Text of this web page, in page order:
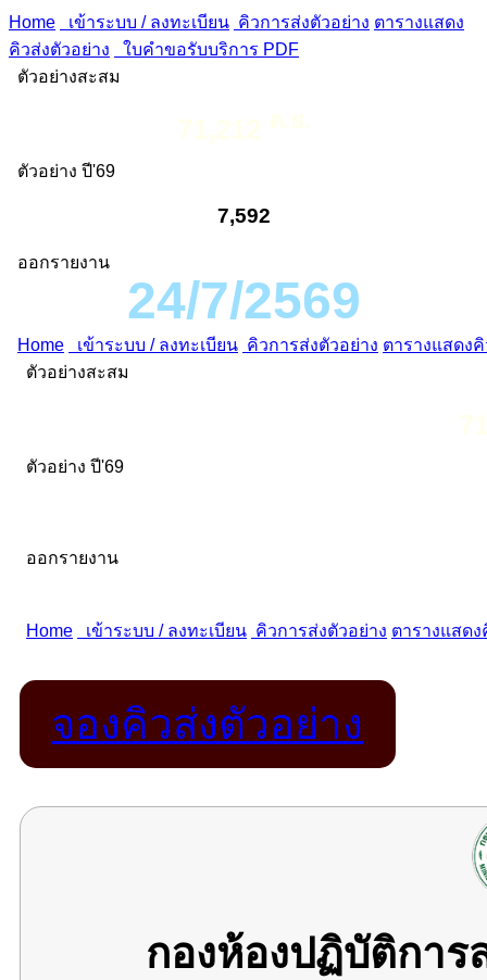
Home เข้าระบบ / ลงทะเบียน คิวการส่งตัวอย่าง ตารางแสดง
คิวส่งตัวอย่าง
ใบคำขอรับบริการ PDF
ตัวอย่างสะสม
ตัวอย่าง ปี'69
7,592
ออกรายงาน
24/7/2569
จองคิวส่งตัวอย่าง
กองห้องปฏิบัติกา